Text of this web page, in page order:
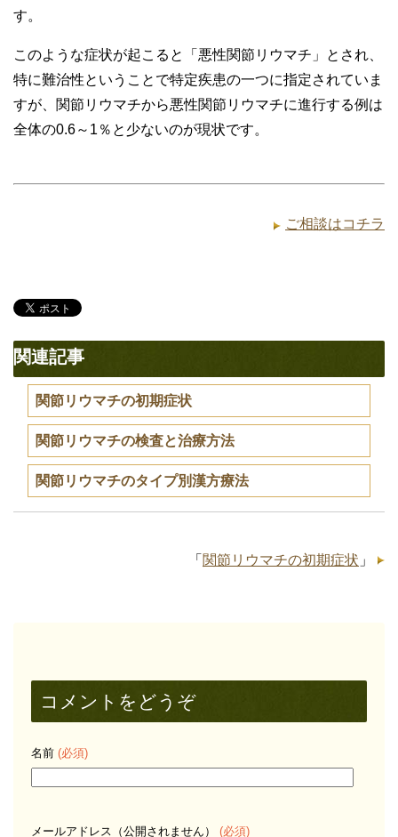
す。
このような症状が起こると「悪性関節リウマチ」とされ、
特に難治性ということで特定疾患の一つに指定されていま
すが、関節リウマチから悪性関節リウマチに進行する例は
全体の0.6～1％と少ないのが現状です。
ご相談はコチラ
関連記事
関節リウマチの初期症状
関節リウマチの検査と治療方法
関節リウマチのタイプ別漢方療法
「 関節リウマチの初期症状 」
コメントをどうぞ
名前 (必須)
メールアドレス（公開されません） (必須)